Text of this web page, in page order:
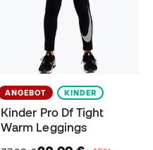
ANGEBOT KINDER
Kinder Pro Df Tight
Warm Leggings